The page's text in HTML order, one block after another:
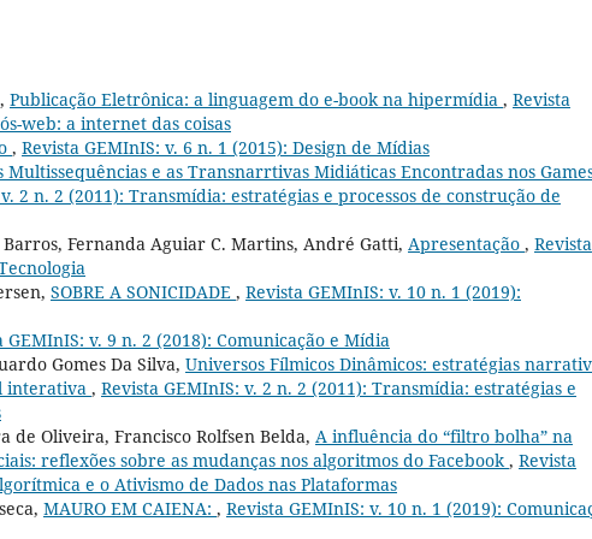
Publicação Eletrônica: a linguagem do e-book na hipermídia , Revista
web: a internet das coisas
, Revista GEMInIS: v. 6 n. 1 (2015): Design de Mídias
e as Transnarrtivas Midiáticas Encontradas nos
2 n. 2 (2011): Transmídia: estratégias e processos de construção de
Fernanda Aguiar C. Martins, André Gatti, Apresentação , Revista
SOBRE A SONICIDADE , Revista GEMInIS: v. 10 n. 1 (2019):
GEMInIS: v. 9 n. 2 (2018): Comunicação e Mídia
Gomes Da Silva, Universos Fílmicos Dinâmicos: estratégias
interativa , Revista GEMInIS: v. 2 n. 2 (2011): Transmídia: estratégias e
de Oliveira, Francisco Rolfsen Belda, A influência do “filtro bolha” na
reflexões sobre as mudanças nos algoritmos do Facebook, Revista
e o Ativismo de Dados nas Plataformas
MAURO EM CAIENA: , Revista GEMInIS: v. 10 n. 1 (2019):